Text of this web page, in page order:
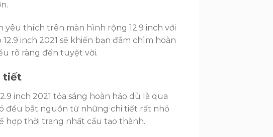
yêu thích trên màn hình rộng 12.9 inch với
inch 2021 sẽ khiến bạn đắm chìm hoàn
rõ ràng đến tuyệt vời.
tiết
inch 2021 tỏa sáng hoàn hảo dù là qua
đều bắt nguồn từ những chi tiết rất nhỏ
hợp thời trang nhất cấu tạo thành.